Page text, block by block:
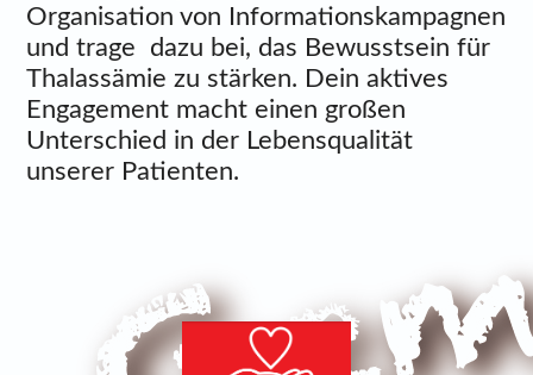
Organisation von Informationskampagnen
und trage dazu bei, das Bewusstsein für
Thalassämie zu stärken. Dein aktives
Engagement macht einen großen
Unterschied in der Lebensqualität
unserer Patienten.